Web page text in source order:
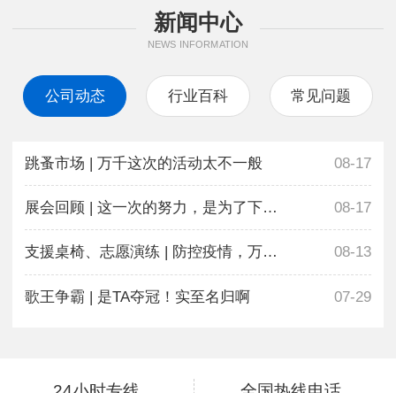
新闻中心
NEWS INFORMATION
公司动态 行业百科 常见问题
跳蚤市场 | 万千这次的活动太不一般 08-17
展会回顾 | 这一次的努力，是为了下一次更好地相遇 08-17
支援桌椅、志愿演练 | 防控疫情，万千在行动 08-13
歌王争霸 | 是TA夺冠！实至名归啊 07-29